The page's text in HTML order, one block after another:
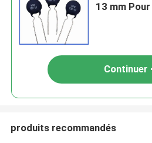
13 mm
Continuer
produits recommandés